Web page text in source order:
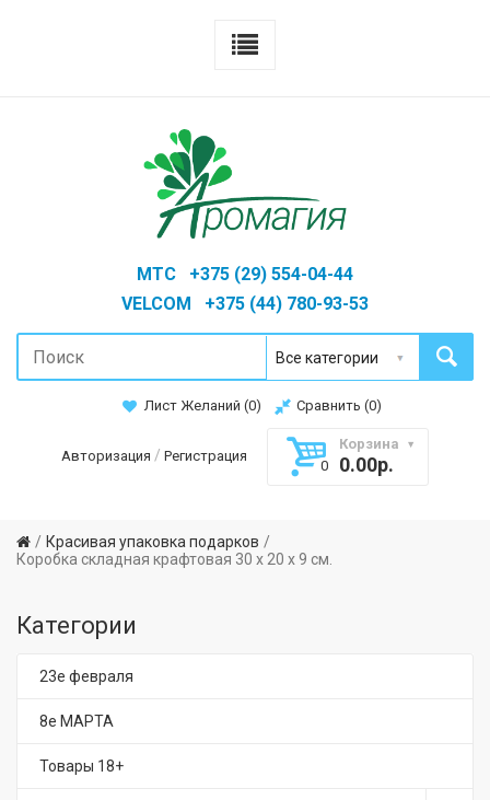
MTC +375 (29) 554-04-44
VELCOM +375 (44) 780-93-53
Лист Желаний (0) Сравнить (0)
Авторизация / Регистрация
Корзина
0
0.00р.
Красивая упаковка подарков
Коробка складная крафтовая 30 х 20 х 9 см.
Категории
23е февраля
8е МАРТА
Товары 18+